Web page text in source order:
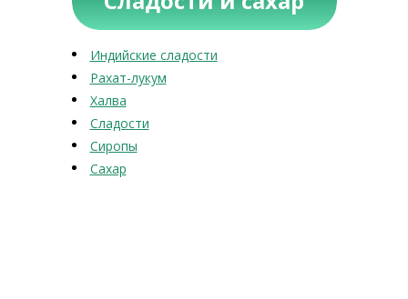
Индийские сладости
Рахат-лукум
Халва
Сладости
Сиропы
Сахар